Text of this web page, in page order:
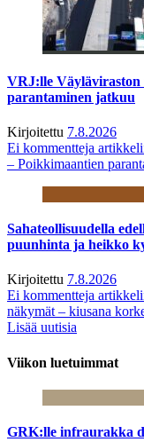
VRJ:lle Väyläviraston
parantaminen jatkuu
Kirjoitettu 7.8.2026
Ei kommentteja
– Poikkimaantien
Sahateollisuudella
puunhinta ja heikko
Kirjoitettu 7.8.2026
Ei kommentteja
näkymät – kiusana
Lisää uutisia
Viikon luetuimmat
GRK:lle infraurakka